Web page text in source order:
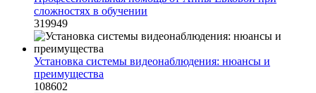
сложностях в обучении
319949
Установка системы видеонаблюдения: нюансы и
преимущества
108602